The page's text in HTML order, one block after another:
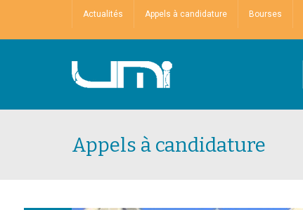
Actualités Appels à candidature Bourses
Appels à candidature